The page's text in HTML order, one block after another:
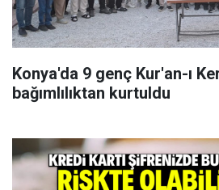
Konya'da 9 genç Kur'an-ı
bağımlılıktan kurtuldu